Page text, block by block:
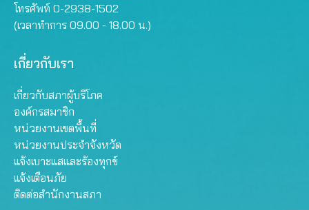
โทรศัพท์ 0-2938-1502
(เวลาทำการ 09.00 - 18.00 น.)
เกี่ยวกับเรา
เกี่ยวกับสภาผู้บริโภค
องค์กรสมาชิก
หน่วยงานเขตพื้นที่
หน่วยงานประจำจังหวัด
แจ้งเบาะแสและร้องทุกข์
แจ้งเตือนภัย
ติดต่อสำนักงานสภา